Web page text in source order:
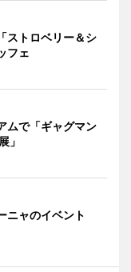
ストロベリー＆シ
フェ
ムで「ギャグマン
」
ニャのイベント